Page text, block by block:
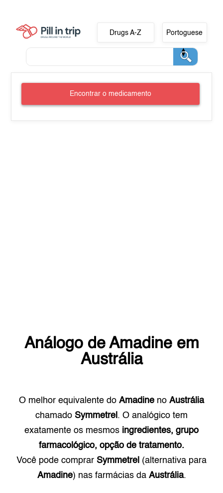
Drugs A-Z Portoguese
Encontrar o medicamento
Análogo de Amadineem
Austrália
O melhor equivalente do Amadine no Austrália
chamado Symmetrel . O analógico tem
exatamente os mesmos ingredientes, grupo
farmacológico, opção de tratamento.
Você pode comprar Symmetrel (alternativa para
Amadine) nas farmácias da Austrália.